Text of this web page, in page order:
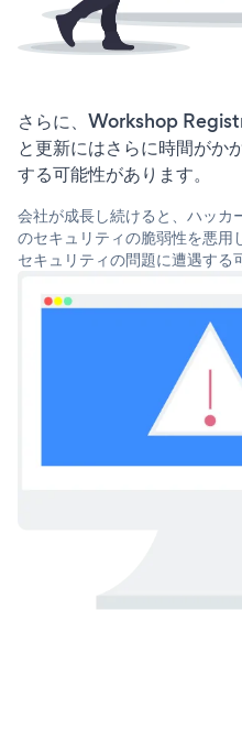
さらに、Workshop
と更新にはさらに時間がか
する可能性があります。
会社が成長し続けると、ハッ
のセキュリティの脆弱性を悪用
セキュリティの問題に遭遇する